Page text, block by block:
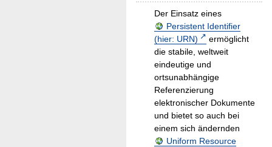
Der Einsatz eines
Persistent Identifier
(hier: URN)
ermöglicht
die stabile, weltweit
eindeutige und
ortsunabhängige
Referenzierung
elektronischer Dokumente
und bietet so auch bei
einem sich ändernden
Uniform Resource